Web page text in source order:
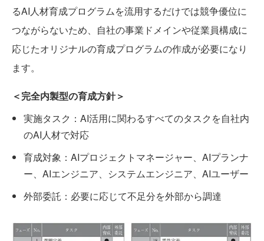
るAI人材育成プログラムを流用するだけでは競争優位に
つながらないため、自社の事業ドメインや従業員構成に
応じたオリジナルの育成プログラムの作成が必要になり
ます。
＜完全内製型の育成方針＞
実施タスク：AI活用に関わるすべてのタスクを自社内
のAI人材で対応
育成対象：AIプロジェクトマネージャー、AIプランナ
ー、AIエンジニア、システムエンジニア、AIユーザー
外部委託：必要に応じて不足分を外部から調達